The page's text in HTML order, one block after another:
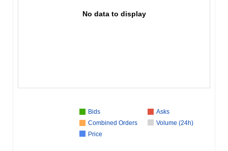
No data to display
Bids
Asks
Combined Orders
Volume (24h)
Price